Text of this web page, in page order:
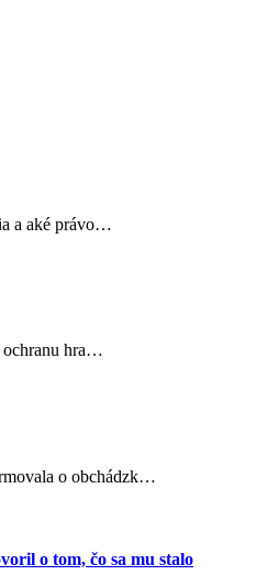
a aké právo…
ochranu hra…
o obchádzk…
o tom, čo sa mu stalo